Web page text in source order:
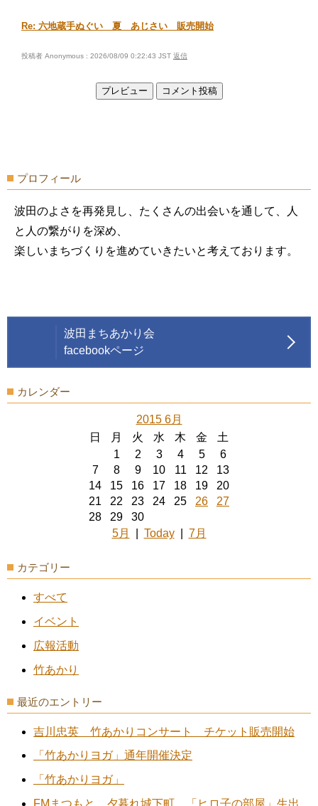
Re: 六地蔵手ぬぐい 夏 あじさい 販売開始
投稿者 Anonymous : 2026/08/09 0:22:43 JST 返信
プロフィール
波田のよさを再発見し、たくさんの出会いを通して、人
と人の繋がりを深め、
楽しいまちづくりを進めていきたいと考えております。
波田まちあかり会
facebookページ
カレンダー
2015 6月
日
月 火 水 木 金
土
1
2 3 4 5
6
7
8 9 10 11 12
13
14
15 16 17 18 19
20
21
22 23 24 25 26
27
28
29
30
5月
Today| 7月
カテゴリー
すべて
イベント
広報活動
竹あかり
最近のエントリー
吉川忠英 竹あかりコンサート チケット販売開始
「竹あかりヨガ」通年開催決定
「竹あかりヨガ」
FMまつもと 夕暮れ城下町 「ヒロ子の部屋」生出